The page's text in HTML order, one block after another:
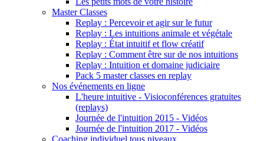
Master Classes
Replay : Percevoir et agir sur le futur
Replay : Les intuitions animale et végétale
Replay : État intuitif et flow créatif
Replay : Comment être sur de nos intuitions
Replay : Intuition et domaine judiciaire
Pack 5 master classes en replay
Nos événements en ligne
L'heure intuitive - Visioconférences gratuites
(replays)
Journée de l'intuition 2015 - Vidéos
Journée de l'intuition 2017 - Vidéos
Coaching individuel tous niveaux